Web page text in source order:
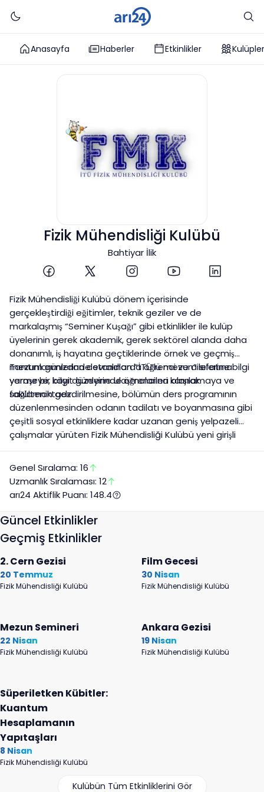
Anasayfa Haberler Etkinlikler Kulüpler
Fizik Mühendisliği Kulübü
Bahtiyar İlik
Fizik Mühendisliği Kulübü dönem içerisinde
gerçekleştirdiği eğitimler, teknik geziler ve de
markalaşmış “Seminer Kuşağı” gibi etkinlikler ile kulüp
üyelerinin gerek akademik, gerek sektörel alanda daha
donanımlı, iş hayatına geçtiklerinde örnek ve geçmiş
mezunlarımızdan devralınan “İTÜ’lü mezun” sıfatına
yaraşır bir bilgi düzeyine ulaşmalarına olanak
sağlamaktadır.
Tanıtım günlerinde standlarda öğrenci ve ailelerine bilgi
vermeye, kayıt günlerinde öğrencileri karşılamaya ve
fakültenin gezdirilmesine, bölümün ders programının
düzenlenmesinden odanın tadilatı ve boyanmasına gibi
çeşitli sosyal etkinliklere kadar uzanan geniş yelpazeli
çalışmalar yürüten Fizik Mühendisliği Kulübü yeni girişli
sağlamaktadır.
Genel Sıralama: 16
UzmanlıkSıralaması: 12
arı24 Aktiflik Puanı: 148.4
Güncel Etkinlikler
Geçmiş Etkinlikler
2. Cern Gezisi
20 Temmuz
Fizik Mühendisliği Kulübü
Film Gecesi
30 Nisan
Fizik Mühendisliği Kulübü
Mezun Semineri
22 Nisan
Fizik Mühendisliği Kulübü
Ankara Gezisi
19 Nisan
Fizik Mühendisliği Kulübü
Süperiletken Kübitler:
Kuantum
Hesaplamanın
Yapıtaşları
8 Nisan
Fizik Mühendisliği Kulübü
Kulübün Tüm Etkinliklerini Gör